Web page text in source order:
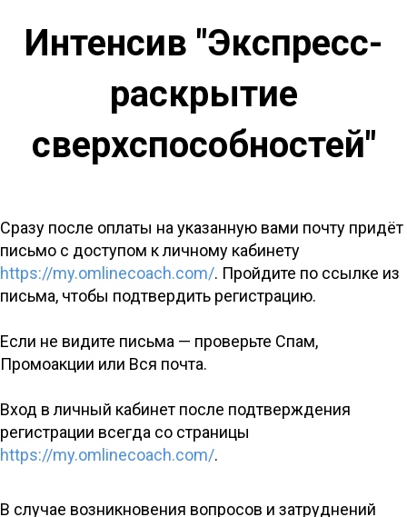
Интенсив "Экспресс-
раскрытие
сверхспособностей"
Сразу после оплаты на указанную вами почту придёт
письмо с доступом к личному кабинету
https://my.omlinecoach.com/. Пройдите по ссылке из
письма, чтобы подтвердить регистрацию.
Если не видите письма — проверьте Спам,
Промоакции или Вся почта.
Вход в личный кабинет после подтверждения
регистрации всегда со страницы
https://my.omlinecoach.com/.
В случае возникновения вопросов и затруднений